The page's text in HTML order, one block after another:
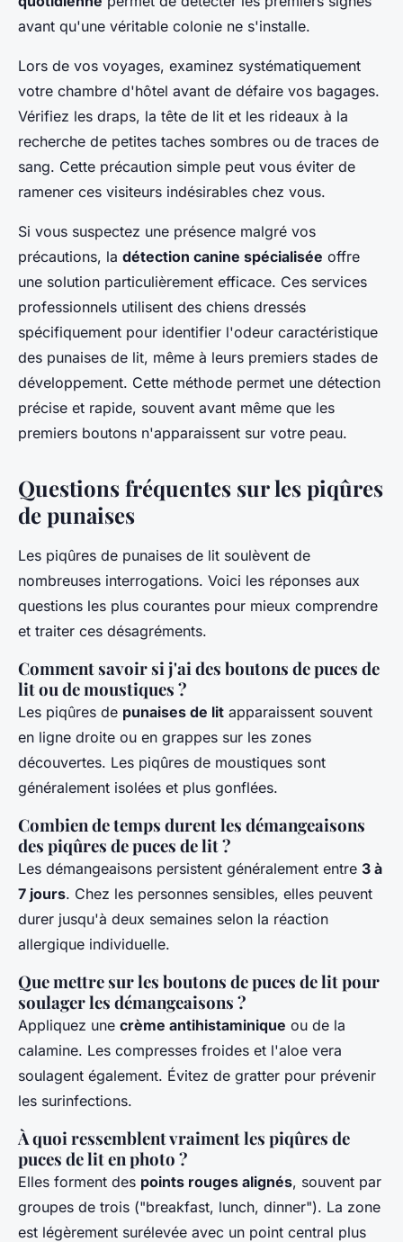
avant qu'une véritable colonie ne s'installe.
Lors de vos voyages, examinez systématiquement
votre chambre d'hôtel avant de défaire vos bagages.
Vérifiez les draps, la tête de lit et les rideaux à la
recherche de petites taches sombres ou de traces de
sang. Cette précaution simple peut vous éviter de
ramener ces visiteurs indésirables chez vous.
Si vous suspectez une présence malgré vos
précautions, la détection canine spécialisée offre
une solution particulièrement efficace. Ces services
professionnels utilisent des chiens dressés
spécifiquement pour identifier l'odeur caractéristique
des punaises de lit, même à leurs premiers stades de
développement. Cette méthode permet une détection
précise et rapide, souvent avant même que les
premiers boutons n'apparaissent sur votre peau.
Questions fréquentes sur les piqûres
de punaises
Les piqûres de punaises de lit soulèvent de
nombreuses interrogations. Voici les réponses aux
questions les plus courantes pour mieux comprendre
et traiter ces désagréments.
Comment savoir si j'ai des boutons de puces de
lit ou de moustiques ?
Les piqûres de punaises de lit apparaissent souvent
en ligne droite ou en grappes sur les zones
découvertes. Les piqûres de moustiques sont
généralement isolées et plus gonflées.
Combien de temps durent les démangeaisons
des piqûres de puces de lit ?
Les démangeaisons persistent généralement entre 3 à
7 jours. Chez les personnes sensibles, elles peuvent
durer jusqu'à deux semaines selon la réaction
allergique individuelle.
Que mettre sur les boutons de puces de lit pour
soulager les démangeaisons ?
Appliquez une crème antihistaminique ou de la
calamine. Les compresses froides et l'aloe vera
soulagent également. Évitez de gratter pour prévenir
les surinfections.
À quoi ressemblent vraiment les piqûres de
puces de lit en photo ?
Elles forment des points rouges alignés, souvent par
groupes de trois ("breakfast, lunch, dinner"). La zone
est légèrement surélevée avec un point central plus